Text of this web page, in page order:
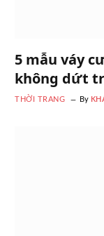
5 mẫu váy
không dứt
THỜI TRANG By